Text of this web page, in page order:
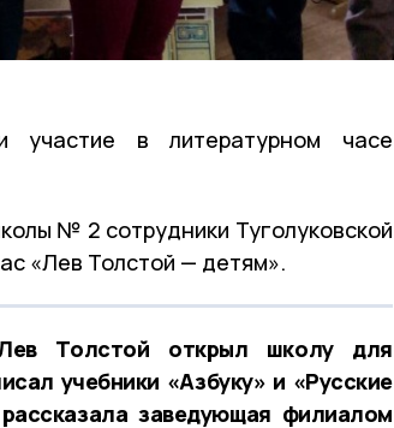
участие в литературном часе
№ 2 сотрудники Туголуковской
«Лев Толстой — детям».
Толстой открыл школу для
учебники «Азбуку» и «Русские
заведующая филиалом